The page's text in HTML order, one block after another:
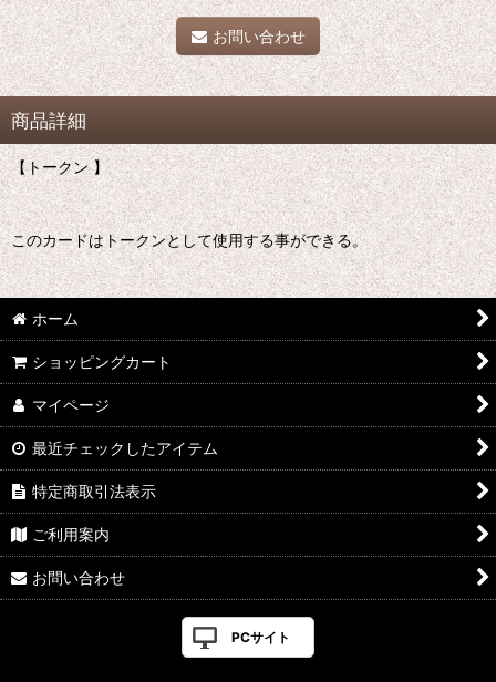
お問い合わせ
商品詳細
【トークン 】
このカードはトークンとして使用する事ができる。
ホーム
ショッピングカート
マイページ
最近チェックしたアイテム
特定商取引法表示
ご利用案内
お問い合わせ
PCサイト